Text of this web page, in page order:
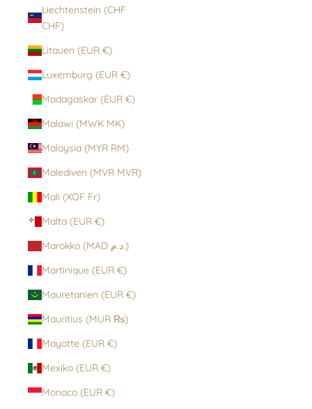
Liechtenstein (CHF
CHF)
Litauen (EUR €)
Luxemburg (EUR €)
Madagaskar (EUR €)
Malawi (MWK MK)
Malaysia (MYR RM)
Malediven (MVR MVR)
Mali (XOF Fr)
Malta (EUR €)
Marokko (MAD د.م.)
Martinique (EUR €)
Mauretanien (EUR €)
Mauritius (MUR ₨)
Mayotte (EUR €)
Mexiko (EUR €)
Monaco (EUR €)